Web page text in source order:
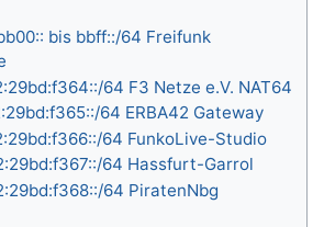
bis bbff::/64 Freifunk
64 F3 Netze e.V. NAT64
64 ERBA42 Gateway
64 FunkoLive-Studio
64 Hassfurt-Garrol
64 PiratenNbg